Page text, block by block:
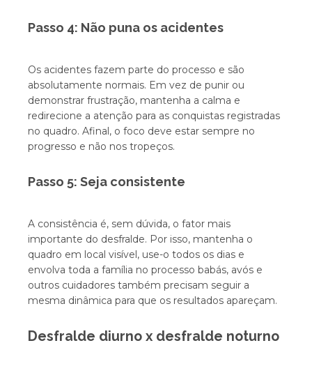
Passo 4: Não puna os acidentes
Os acidentes fazem parte do processo e são
absolutamente normais. Em vez de punir ou
demonstrar frustração, mantenha a calma e
redirecione a atenção para as conquistas registradas
no quadro. Afinal, o foco deve estar sempre no
progresso e não nos tropeços.
Passo 5: Seja consistente
A consistência é, sem dúvida, o fator mais
importante do desfralde. Por isso, mantenha o
quadro em local visível, use-o todos os dias e
envolva toda a família no processo babás, avós e
outros cuidadores também precisam seguir a
mesma dinâmica para que os resultados apareçam.
Desfralde diurno x desfralde noturno